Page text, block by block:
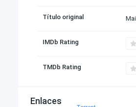
Título original
IMDb Rating
TMDb Rating
Enlaces